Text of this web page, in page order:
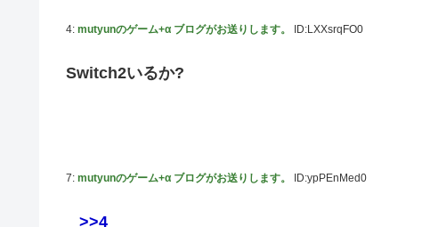
【AIイラスト】フェラをしている女の子のAIエロ画像まとめ【
4: mutyunのゲーム+α ブログがお送りします。 ID:LXXsrqFO0
Switch2いるか?
7: mutyunのゲーム+α ブログがお送りします。 ID:ypPEnMed0
>>4